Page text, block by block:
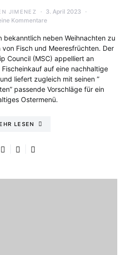
JIMENEZ
3. April 2023
Kommentare
bekanntlich neben Weihnachten zu
Fisch und Meeresfrüchten. Der
Council (MSC) appelliert an
Fischeinkauf auf eine nachhaltige
liefert zugleich mit seinen ”
passende Vorschläge für ein
Ostermenü.
LESEN